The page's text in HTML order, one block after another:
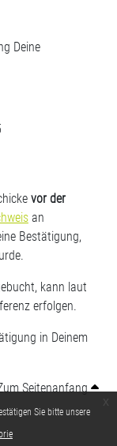
Sie bitte unsere
Deine
vor der
an
Bestätigung,
kann laut
erfolgen.
in Deinem
Seitenanfang